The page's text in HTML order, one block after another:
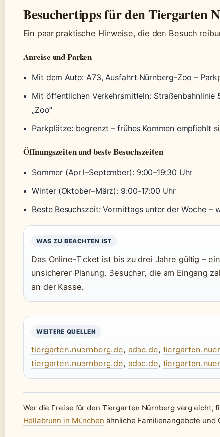
Besuchertipps für den Tiergarten
Ein paar praktische Hinweise, die den Besuch
Anreise und Parken
Mit dem Auto: A73, Ausfahrt Nürnberg-Zoo –
Mit öffentlichen Verkehrsmitteln: Straßenbahnlinie
„Zoo“
Parkplätze: begrenzt – frühes Kommen empfiehlt
Öffnungszeiten und beste Besuchszeiten
Sommer (April–September): 9:00–19:30 Uhr
Winter (Oktober–März): 9:00–17:00 Uhr
Beste Besuchszeit: Vormittags unter der Woche –
WAS ZU BEACHTEN IST
Das Online-Ticket ist bis zu drei Jahre gültig –
unsicherer Planung. Besucher, die am Eingang
an der Kasse.
WEITERE QUELLEN
tiergarten.nuernberg.de, adac.de,
tiergarten.nuernberg.de, adac.de,
Wer die Preise für den Tiergarten Nürnberg vergleicht,
Hellabrunn in München ähnliche Familienangebote und